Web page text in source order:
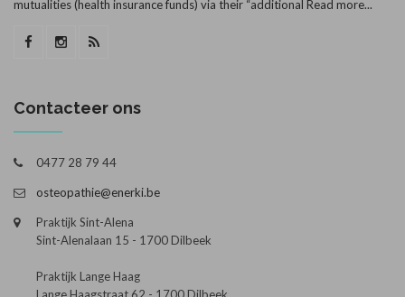
mutualities (health insurance funds) via their “additional Read more...
Contacteer ons
0477 28 79 44
osteopathie@enerki.be
Praktijk Sint-Alena
Sint-Alenalaan 15 - 1700 Dilbeek
Praktijk Lange Haag